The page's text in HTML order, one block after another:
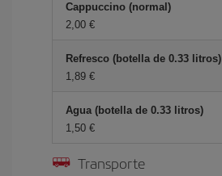
Cappuccino (normal)
2,00 €
Refresco (botella de 0.33 litros)
1,89 €
Agua (botella de 0.33 litros)
1,50 €
Transporte